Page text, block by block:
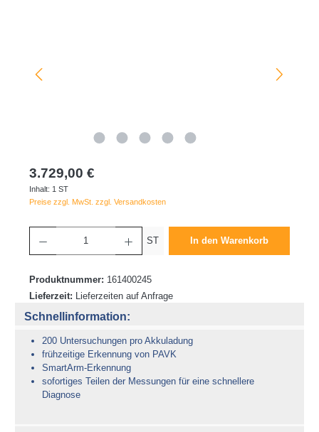
3.729,00 €
Inhalt: 1 ST
Preise zzgl. MwSt. zzgl. Versandkosten
ST In den Warenkorb
Produktnummer: 161400245
Lieferzeit: Lieferzeiten auf Anfrage
Schnellinformation:
200 Untersuchungen pro Akkuladung
frühzeitige Erkennung von PAVK
SmartArm-Erkennung
sofortiges Teilen der Messungen für eine schnellere
Diagnose